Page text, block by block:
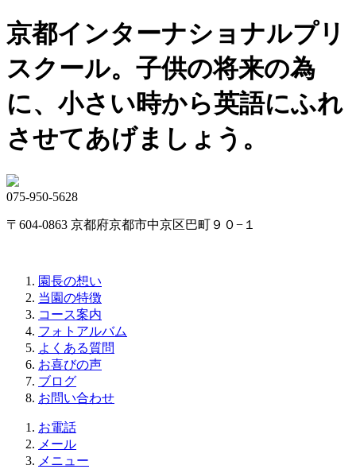
京都インターナショナルプリ
スクール。子供の将来の為
に、小さい時から英語にふれ
させてあげましょう。
075-950-5628
〒604-0863 京都府京都市中京区巴町９０−１
園長の想い
当園の特徴
コース案内
フォトアルバム
よくある質問
お喜びの声
ブログ
お問い合わせ
お電話
メール
メニュー